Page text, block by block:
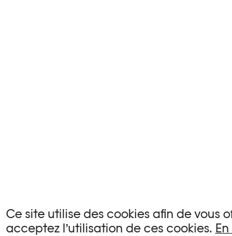
Ce site utilise des cookies afin de vous
acceptez l’utilisation de ces cookies.